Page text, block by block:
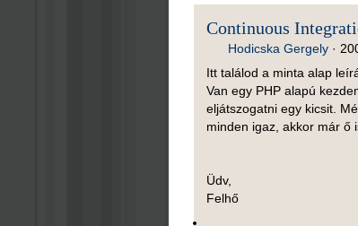
Continuous
Hodicska Gergely ·
Itt találod a minta alap
Van egy PHP alapú
eljátszogatni egy kicsit.
minden igaz, akkor már ő
Üdv,
Felhő